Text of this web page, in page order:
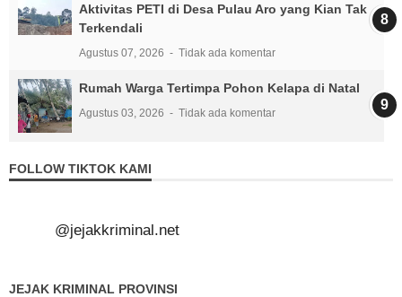
Aktivitas PETI di Desa Pulau Aro yang Kian Tak
Terkendali
Agustus 07, 2026 Tidak ada komentar
Rumah Warga Tertimpa Pohon Kelapa di Natal
Agustus 03, 2026 Tidak ada komentar
FOLLOW TIKTOK KAMI
@jejakkriminal.net
JEJAK KRIMINAL PROVINSI